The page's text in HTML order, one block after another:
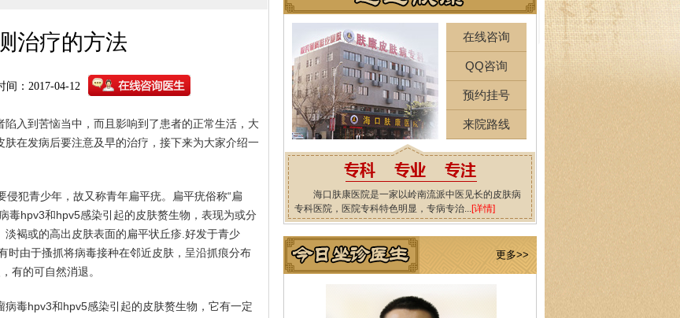
治疗的方法
间：2017-04-12
入到苦恼当中，而且影响到了患者的正常生活，大
在发病后要注意及早的治疗，接下来为大家介绍一
犯青少年，故又称青年扁平疣。扁平疣俗称“扁
毒hpv3和hpv5感染引起的皮肤赘生物，表现为或分
褐或的高出皮肤表面的扁平状丘疹.好发于青少
时由于搔抓将病毒接种在邻近皮肤，呈沿抓痕分布
有的可自然消退。
毒hpv3和hpv5感染引起的皮肤赘生物，它有一定
在线咨询
QQ咨询
预约挂号
来院路线
海口肤康医院是一家以岭南流派中医见长的皮肤病
专科医院，医院专科特色明显，专病专治...[详情]
更多>>